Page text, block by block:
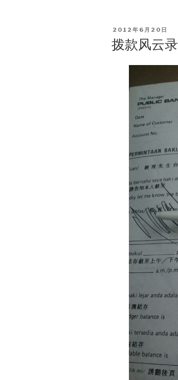
POSTED
ON
2012年6月20日
拨款风云录